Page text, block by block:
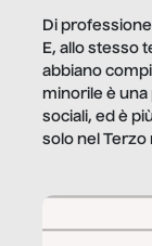
Di
E, allo stesso
abbiano
minorile è una
sociali, ed è
solo nel Terzo